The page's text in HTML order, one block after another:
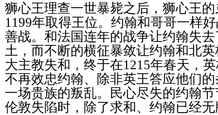
狮心王理查一世暴毙之后，狮心王
1199年取得王位。约翰和哥哥一样
善战。和法国连年的战争让约翰失
土，而不断的横征暴敛让约翰和北
大主教失和，终于在1215年春天，
不再效忠约翰、除非英王答应他们
一场贵族的叛乱。民心尽失的约翰
伦敦失陷时，除了求和、约翰已经